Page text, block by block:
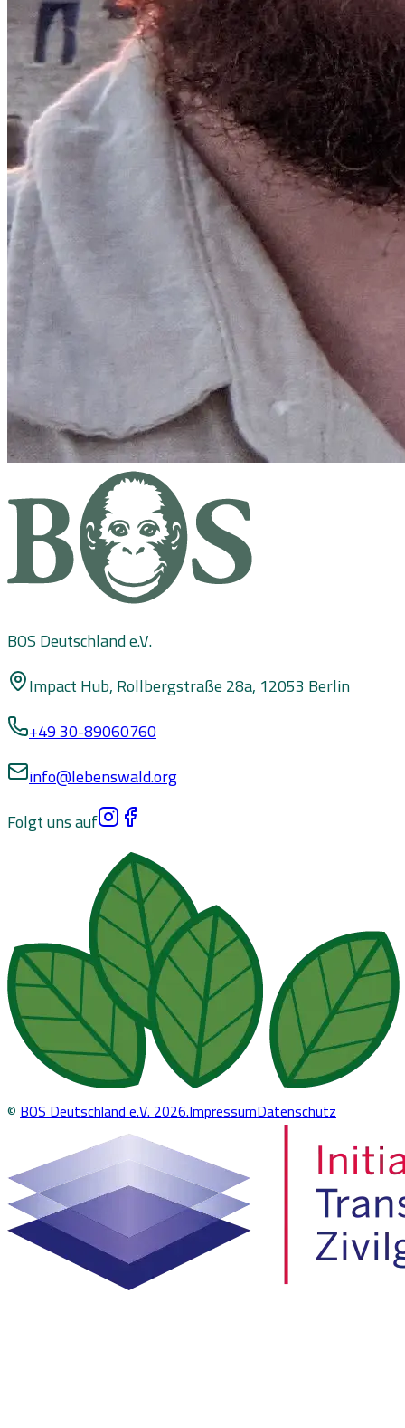
BOS Deutschland e.V.
Impact Hub, Rollbergstraße 28a, 12053 Berlin
+49 30-89060760
info@lebenswald.org
Folgt uns auf
©BOS Deutschland e.V.2026.ImpressumDatenschutz